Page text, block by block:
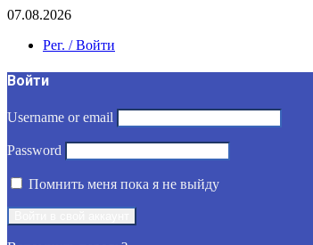
07.08.2026
Рег. / Войти
Войти
Username or email
Password
Помнить меня пока я не выйду